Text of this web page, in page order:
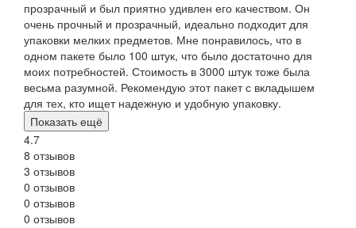
прозрачный и был приятно удивлен его качеством. Он
очень прочный и прозрачный, идеально подходит для
упаковки мелких предметов. Мне понравилось, что в
одном пакете было 100 штук, что было достаточно для
моих потребностей. Стоимость в 3000 штук тоже была
весьма разумной. Рекомендую этот пакет с вкладышем
для тех, кто ищет надежную и удобную упаковку.
Показать ещё
4.7
8 отзывов
3 отзывов
0 отзывов
0 отзывов
0 отзывов